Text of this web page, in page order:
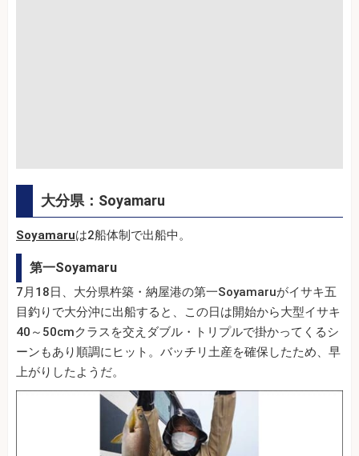
大分県：Soyamaru
Soyamaruは2船体制で出船中。
第一Soyamaru
7月18日、大分県杵築・納屋港の第一Soyamaruがイサキ五
目釣りで大分沖に出船すると、この日は開始から大型イサキ
40～50cmクラスを交えダブル・トリプルで掛かってくるシ
ーンもあり順調にヒット。バッチリ土産を確保したため、早
上がりしたようだ。